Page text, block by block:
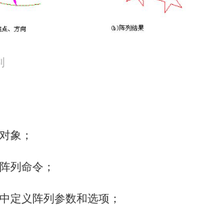
象；
列命令；
定义阵列参数和选项；